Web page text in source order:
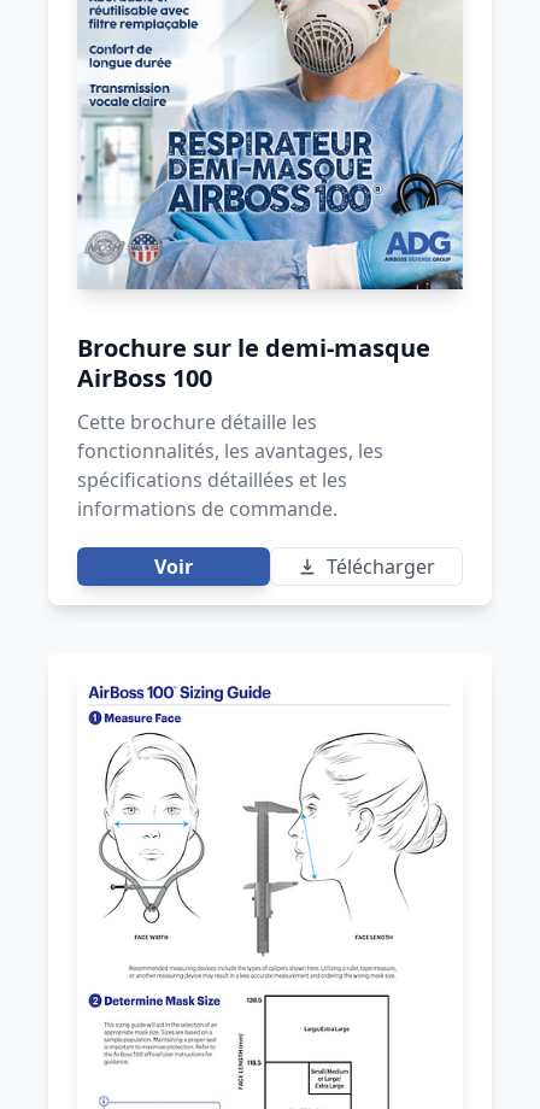
Brochure sur le demi-masque
AirBoss 100
Cette brochure détaille les
fonctionnalités, les avantages, les
spécifications détaillées et les
informations de commande.
Voir Télécharger